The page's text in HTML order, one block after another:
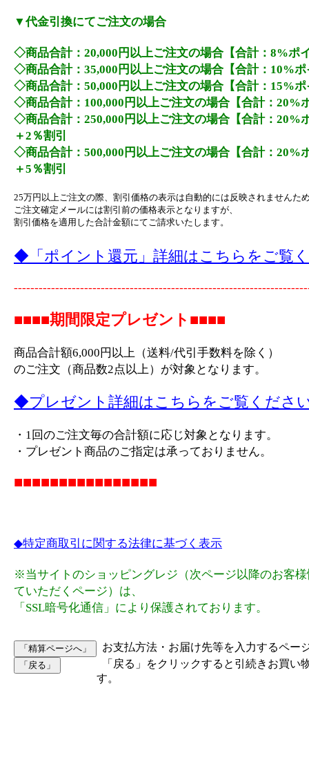
▼代金引換にてご注文の場合
◇商品合計：20,000円以上ご注文の場合【合計：8%ポ
◇商品合計：35,000円以上ご注文の場合【合計：10%
◇商品合計：50,000円以上ご注文の場合【合計：15%
◇商品合計：100,000円以上ご注文の場合【合計：20%
◇商品合計：250,000円以上ご注文の場合【合計：20%
＋2％割引
◇商品合計：500,000円以上ご注文の場合【合計：20%
＋5％割引
25万円以上ご注文の際、割引価格の表示は自動的には反映されませんた
ご注文確定メールには割引前の価格表示となりますが、
割引価格を適用した合計金額にてご請求いたします。
◆「ポイント還元」詳細はこちらをご覧
■■■■期間限定プレゼント■■■■
商品合計額6,000円以上（送料/代引手数料を除く）
のご注文（商品数2点以上）が対象となります。
◆プレゼント詳細はこちらをご覧くださ
・1回のご注文毎の合計額に応じ対象となります。
・プレゼント商品のご指定は承っておりません。
■■■■■■■■■■■■■■■■
◆特定商取引に関する法律に基づく表示
※当サイトのショッピングレジ（次ページ以降のお客
ていただくページ）は、
「SSL暗号化通信」により保護されております。
お支払方法・お届け先等を入力するペー
「戻る」をクリックすると引続きお買い
す。